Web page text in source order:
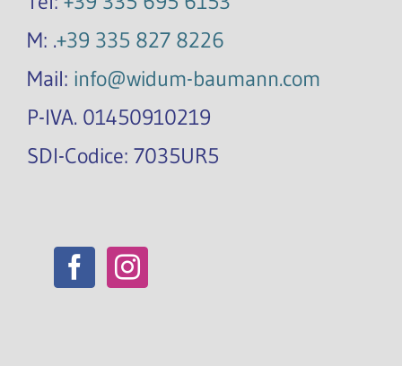
M: .+39 335 827 8226
Mail: info@widum-baumann.com
P-IVA. 01450910219
SDI-Codice: 7035UR5